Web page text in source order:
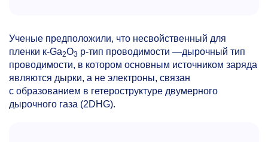
Ученые предположили, что несвойственный для
пленки к-Ga2O3 p-тип проводимости —дырочный тип
проводимости, в котором основным источником заряда
являются дырки, а не электроны, связан
с образованием в гетероструктуре двумерного
дырочного газа (2DHG).